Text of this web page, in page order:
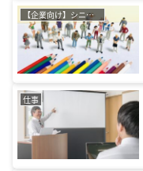
【企業向け】シニア採用
仕事